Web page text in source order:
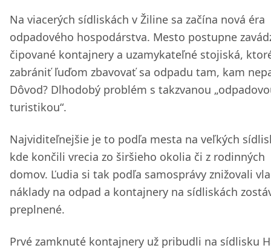
Na viacerých sídliskách v Žiline sa začína nová éra
odpadového hospodárstva. Mesto postupne
čipované kontajnery a uzamykateľné stojiská,
zabrániť ľuďom zbavovať sa odpadu tam, kam
Dôvod? Dlhodobý problém s takzvanou
turistikou“.
Najviditeľnejšie je to podľa mesta na veľkých
kde končili vrecia zo širšieho okolia či z rodinných
domov. Ľudia si tak podľa samosprávy znižovali
náklady na odpad a kontajnery na sídliskách
preplnené.
Prvé zamknuté kontajnery už pribudli na sídlisku